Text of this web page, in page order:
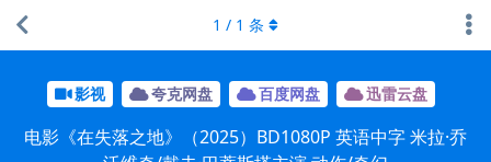
影视 夸克网盘 百度网盘 迅雷云盘
电影《在失落之地》（2025）BD1080P 英语中字 米拉·乔
1 / 1 条